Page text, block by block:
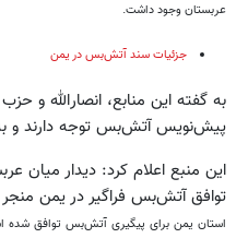
عربستان وجود داشت.
جزئیات سند آتش‌بس در یمن
به گفته این منابع، انصارالله و
پیش‌نویس آتش‌بس توجه دارند و
این منبع اعلام کرد: دیدار میان
توافق آتش‌بس فراگیر در یمن
استان یمن برای پیگیری آتش‌بس توافق شده